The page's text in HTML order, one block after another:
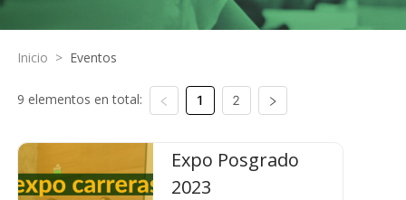
Inicio > Eventos
9 elementos en total: 1 2
Expo Posgrado
2023